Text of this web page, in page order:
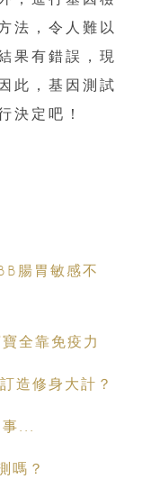
法，令人難以
果有錯誤，現
此，基因測試
決定吧！
腸胃敏感不
全靠免疫力
造修身大計？
...
嗎？